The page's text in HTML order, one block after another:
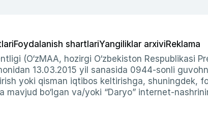
Foydalanish shartlariYangiliklar arxiviReklama
(O‘zMAA, hozirgi O‘zbekiston Respublikasi
13.03.2015 yil sanasida 0944-sonli
yoki qisman iqtibos keltirishga, shuningdek,
bo‘lgan va/yoki “Daryo” internet-